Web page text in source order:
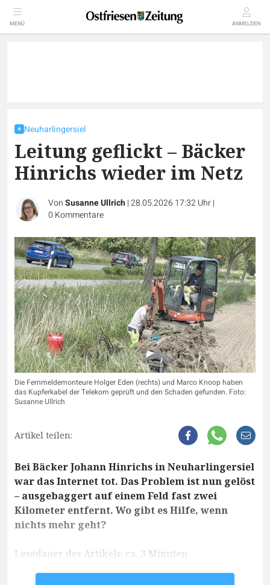
MENÜ ANMELDEN
Neuharlingersiel
Leitung geflickt – Bäcker
Hinrichs wieder im Netz
VonSusanne Ullrich|28.05.2026 17:32 Uhr|
0 Kommentare
Die Fernmeldemonteure Holger Eden (rechts) und Marco Knoop haben
das Kupferkabel der Telekom geprüft und den Schaden gefunden. Foto:
Susanne Ullrich
Artikel teilen:
Bei Bäcker Johann Hinrichs in Neuharlingersiel
war das Internet tot. Das Problem ist nun gelöst
– ausgebaggert auf einem Feld fast zwei
Kilometer entfernt. Wo gibt es Hilfe, wenn
nichts mehr geht?
Lesedauer des Artikels: ca. 3 Minuten